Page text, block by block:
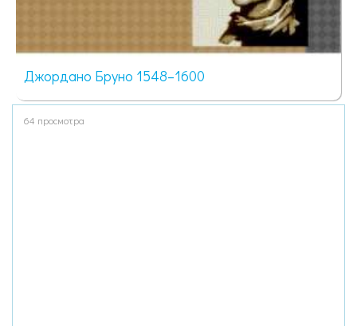
Джордано Бруно 1548–1600
64 просмотра